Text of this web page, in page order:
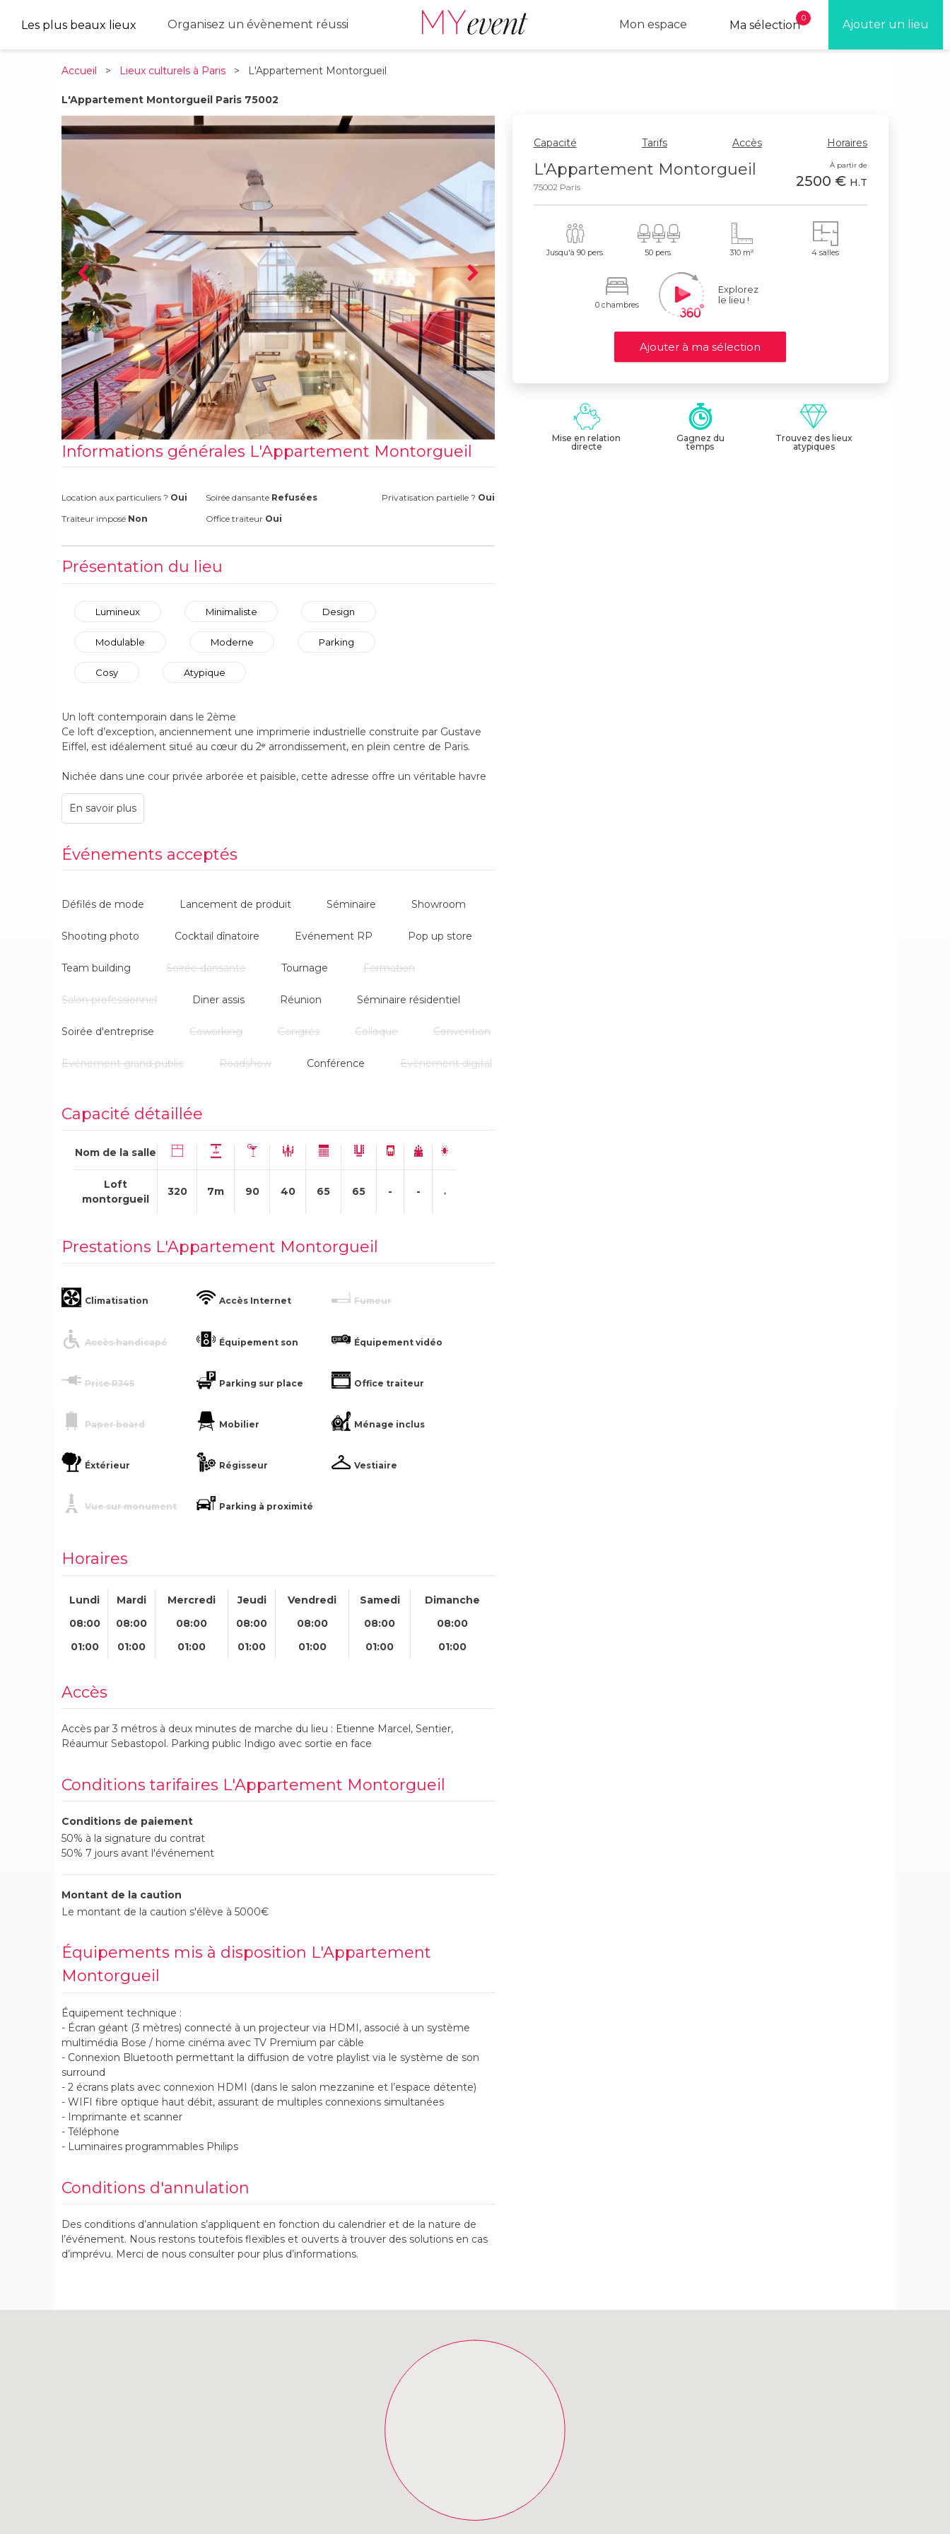
Les plus beaux lieux Organisez un évènement réussi Ajouter un lieu
Ma sélection
0
Mon espace
Accueil > Lieux culturels à Paris > L'Appartement Montorgueil
L'Appartement Montorgueil Paris 75002
Informations générales L'Appartement Montorgueil
Location aux particuliers ? Oui Soirée dansante Refusées Privatisation partielle ? Oui
Traiteur imposé Non Office traiteur Oui
Présentation du lieu
Lumineux Minimaliste Design
Modulable Moderne Parking
Cosy Atypique
Un loft contemporain dans le 2ème
Ce loft d’exception, anciennement une imprimerie industrielle construite par Gustave
Eiffel, est idéalement situé au cœur du 2ᵉ arrondissement, en plein centre de Paris.
Nichée dans une cour privée arborée et paisible, cette adresse offre un véritable havre
de tranquillité, en contraste avec l’effervescence du quartier Montorgueil. Baigné de
lumière naturelle, l’espace séduit par son architecture remarquable : plafonds culminant
à 7 mètres de hauteur, fenêtre cathédrale sur deux étages, et passerelles suspendues
Sa décoration chic et épurée se prête parfaitement à tous types d’événements, qu’ils
entreposé selon vos besoins.
Événements acceptés
Défilés de mode Lancement de produit Séminaire Showroom
Shooting photo Cocktail dînatoire Evénement RP Pop up store
Team building Soirée dansante Tournage Formation
Salon professionnel Diner assis Réunion Séminaire résidentiel
Soirée d'entreprise Coworking Congrés Colloque Convention
Evénement grand public Roadshow Conférence Evènement digital
Capacité détaillée
Nom de la salle
Loft
montorgueil
320 7m 90 40 65 65 - -
Prestations L'Appartement Montorgueil
Climatisation Accès Internet Fumeur
Accès handicapé Équipement son Équipement vidéo
Prise RJ45 Parking sur place Office traiteur
Paper board Mobilier Ménage inclus
Éxtérieur Régisseur Vestiaire
Vue sur monument Parking à proximité
Horaires
Lundi Mardi Mercredi Jeudi Vendredi Samedi
Dimanche
08:00
08:00 08:00 08:00 08:00 08:00
08:00
01:00
01:00 01:00 01:00 01:00 01:00 01:00
Accès
Accès par 3 métros à deux minutes de marche du lieu : Etienne Marcel, Sentier,
Réaumur Sebastopol. Parking public Indigo avec sortie en face
Conditions tarifaires L'Appartement Montorgueil
Conditions de paiement
50% à la signature du contrat
50% 7 jours avant l'événement
Montant de la caution
Le montant de la caution s'élève à 5000€
Équipements mis à disposition L'Appartement
Montorgueil
Équipement technique :
- Écran géant (3 mètres) connecté à un projecteur via HDMI, associé à un système
multimédia Bose / home cinéma avec TV Premium par câble
- Connexion Bluetooth permettant la diffusion de votre playlist via le système de son
surround
- 2 écrans plats avec connexion HDMI (dans le salon mezzanine et l’espace détente)
- WIFI fibre optique haut débit, assurant de multiples connexions simultanées
- Imprimante et scanner
- Téléphone
- Luminaires programmables Philips
Conditions d'annulation
Des conditions d’annulation s’appliquent en fonction du calendrier et de la nature de
l’événement. Nous restons toutefois flexibles et ouverts à trouver des solutions en cas
d’imprévu. Merci de nous consulter pour plus d’informations.
Capacité Tarifs Accès Horaires
L'Appartement Montorgueil
75002 Paris
À partir de
2500 € H.T
Jusqu'à 90 pers. 50 pers. 310 m² 4 salles
0 chambres
Explorez
le lieu !
Mise en relation
directe
Gagnez du
temps
Trouvez des lieux
atypiques